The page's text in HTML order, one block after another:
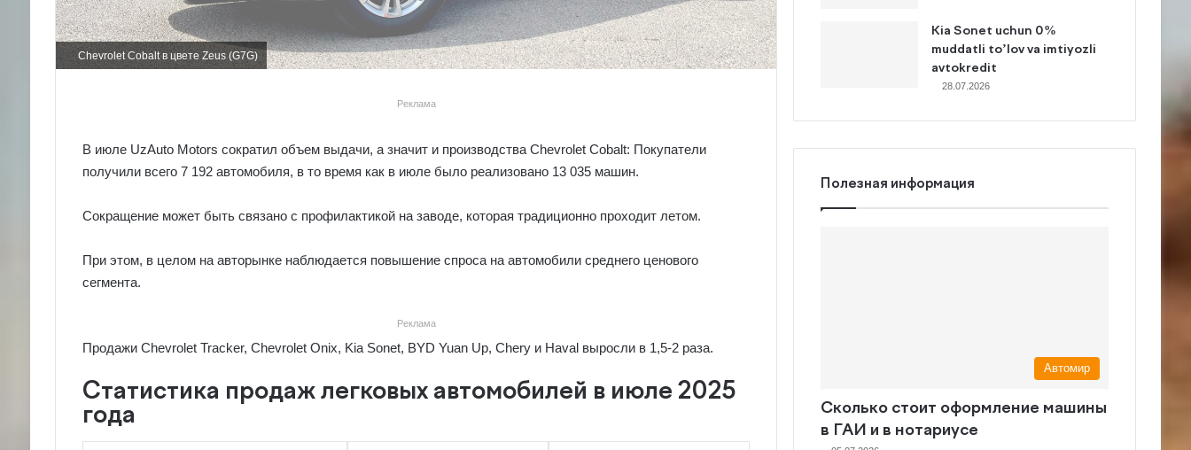
Chevrolet Cobalt в цвете Zeus (G7G)
Реклама
В июле UzAuto Motors сократил объем выдачи, а значит и производства Chevrolet Cobalt: Покупатели
получили всего 7 192 автомобиля, в то время как в июле было реализовано 13 035 машин.
Сокращение может быть связано с профилактикой на заводе, которая традиционно проходит летом.
При этом, в целом на авторынке наблюдается повышение спроса на автомобили среднего ценового
сегмента.
Реклама
Продажи Chevrolet Tracker, Chevrolet Onix, Kia Sonet, BYD Yuan Up, Chery и Haval выросли в 1,5-2 раза.
Статистика продаж легковых автомобилей в июле 2025
года
Kia Sonet uchun 0%
muddatli to’lov va imtiyozli
avtokredit
28.07.2026
Полезная информация
Автомир
Сколько стоит оформление машины
в ГАИ и в нотариусе